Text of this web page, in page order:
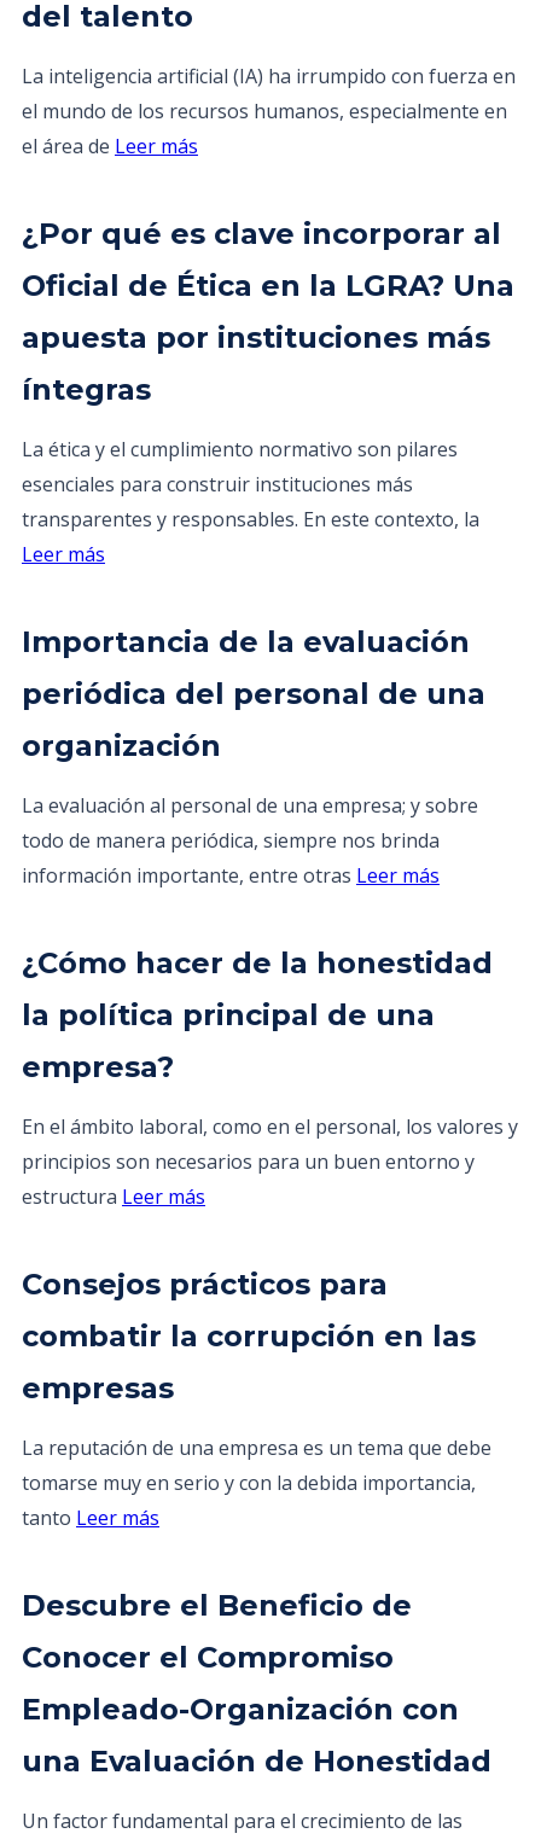
del talento
La inteligencia artificial (IA) ha irrumpido con fuerza en
el mundo de los recursos humanos, especialmente en
el área de Leer más
¿Por qué es clave incorporar al
Oficial de Ética en la LGRA? Una
apuesta por instituciones más
íntegras
La ética y el cumplimiento normativo son pilares
esenciales para construir instituciones más
transparentes y responsables. En este contexto, la
Leer más
Importancia de la evaluación
periódica del personal de una
organización
La evaluación al personal de una empresa; y sobre
todo de manera periódica, siempre nos brinda
información importante, entre otras Leer más
¿Cómo hacer de la honestidad
la política principal de una
empresa?
En el ámbito laboral, como en el personal, los valores y
principios son necesarios para un buen entorno y
estructura Leer más
Consejos prácticos para
combatir la corrupción en las
empresas
La reputación de una empresa es un tema que debe
tomarse muy en serio y con la debida importancia,
tanto Leer más
Descubre el Beneficio de
Conocer el Compromiso
Empleado-Organización con
una Evaluación de Honestidad
Un factor fundamental para el crecimiento de las